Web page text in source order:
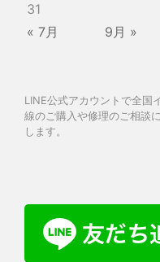
31
« 7月
9月 »
LINE公式アカウントで全国
線のご購入や修理のご相談
します。